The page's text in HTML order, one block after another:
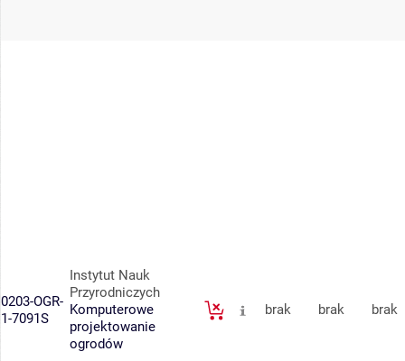
0203-OGR-
1-7091S
Instytut Nauk
Przyrodniczych
Komputerowe
projektowanie
ogrodów
brak brak brak